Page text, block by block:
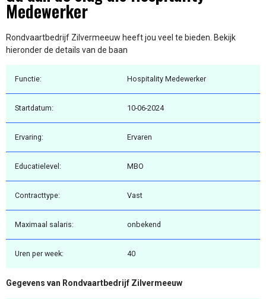
Medewerker
Rondvaartbedrijf Zilvermeeuw heeft jou veel te bieden. Bekijk
hieronder de details van de baan
Functie: Hospitality Medewerker
Startdatum: 10-06-2024
Ervaring: Ervaren
Educatielevel: MBO
Contracttype: Vast
Maximaal salaris: onbekend
Uren per week: 40
Gegevens van Rondvaartbedrijf Zilvermeeuw